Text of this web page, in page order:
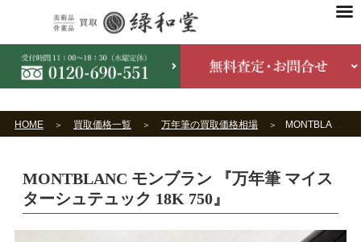
HOME 買取価格一覧 万年筆の買取価格相場 MONTBLANC モンブラン 『万年筆 マイスターシュテュック 18K 750』
MONTBLANC モンブラン 『万年筆 マイス
ターシュテュック 18K 750』